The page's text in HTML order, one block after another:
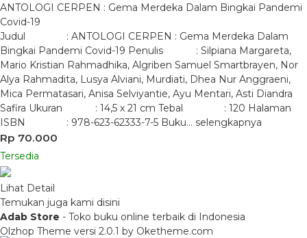
ANTOLOGI CERPEN : Gema Merdeka Dalam Bingkai Pandemi
Covid-19
Judul : ANTOLOGI CERPEN : Gema Merdeka Dalam
Bingkai Pandemi Covid-19 Penulis : Silpiana Margareta,
Mario Kristian Rahmadhika, Algriben Samuel Smartbrayen, Nor
Alya Rahmadita, Lusya Alviani, Murdiati, Dhea Nur Anggraeni,
Mica Permatasari, Anisa Selviyantie, Ayu Mentari, Asti Diandra
Safira Ukuran : 14,5 x 21 cm Tebal : 120 Halaman
ISBN : 978-623-62333-7-5 Buku… selengkapnya
Rp 70.000
Tersedia
Lihat Detail
Temukan juga kami disini
Adab Store - Toko buku online terbaik di Indonesia
Olzhop Theme versi 2.0.1 by Oketheme.com